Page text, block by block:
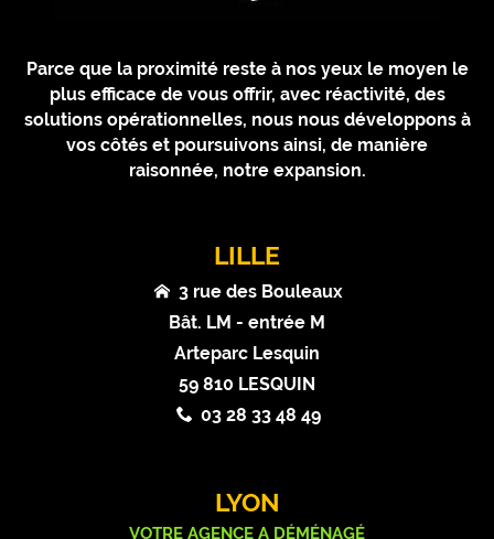
Parce que la proximité reste à nos yeux le moyen le
plus efficace de vous offrir, avec réactivité, des
solutions opérationnelles, nous nous développons à
vos côtés et poursuivons ainsi, de manière
raisonnée, notre expansion.
LILLE
3 rue des Bouleaux
Bât. LM - entrée M
Arteparc Lesquin
59 810 LESQUIN
03 28 33 48 49
LYON
VOTRE AGENCE A DÉMÉNAGÉ